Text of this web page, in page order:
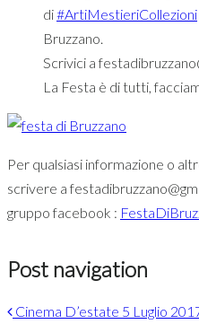
di#ArtiMestieriCollezioni
Bruzzano.
Scrivici a
La Festa è di tutti,
Per qualsiasi informazione o
scrivere a
gruppo facebook :
Post navigation
Cinema D’estate 5 Luglio